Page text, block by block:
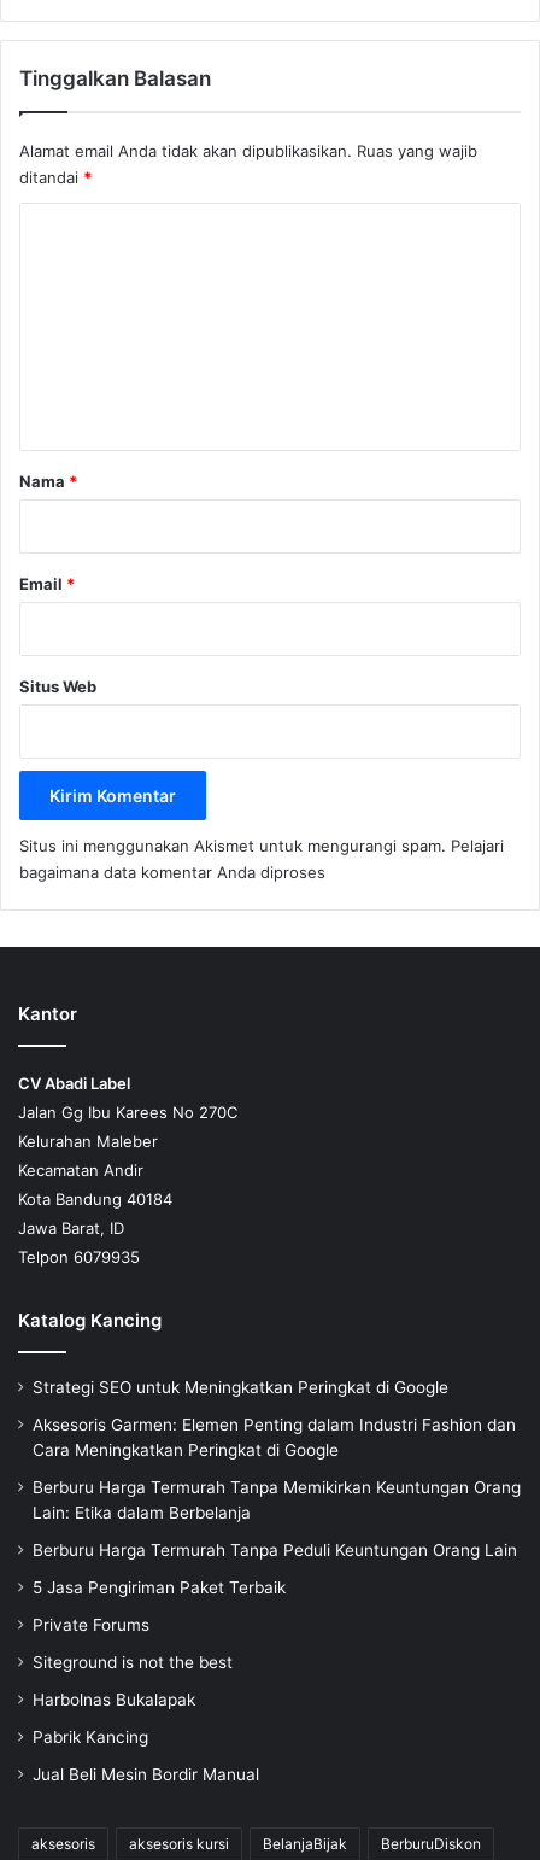
Tinggalkan Balasan
Alamat email Anda tidak akan dipublikasikan. Ruas yang wajib
ditandai *
r
Nama *
Email *
Situs Web
Situs ini menggunakan Akismet untuk mengurangi spam. Pelajari
bagaimana data komentar Anda diproses
Kantor
CV Abadi Label
Jalan Gg Ibu Karees No 270C
Kelurahan Maleber
Kecamatan Andir
Kota Bandung 40184
Jawa Barat, ID
Telpon 6079935
Katalog Kancing
Strategi SEO untuk Meningkatkan Peringkat di Google
Aksesoris Garmen: Elemen Penting dalam Industri Fashion dan
Cara Meningkatkan Peringkat di Google
Berburu Harga Termurah Tanpa Memikirkan Keuntungan Orang
Lain: Etika dalam Berbelanja
Berburu Harga Termurah Tanpa Peduli Keuntungan Orang Lain
5 Jasa Pengiriman Paket Terbaik
Private Forums
Siteground is not the best
Harbolnas Bukalapak
Pabrik Kancing
Jual Beli Mesin Bordir Manual
aksesoris aksesoris kursi BelanjaBijak BerburuDiskon